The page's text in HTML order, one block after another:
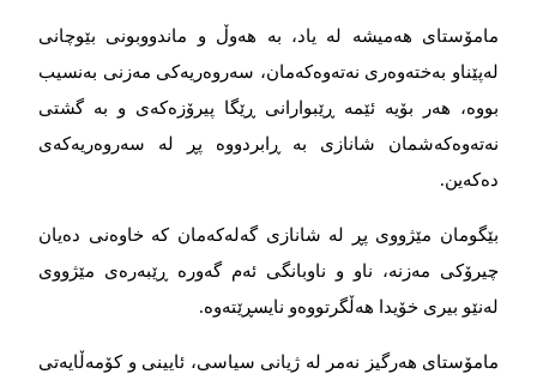
مامۆستای هەمیشە لە یاد، بە هەوڵ و ماندووبونی بێوچانی
لەپێناو بەختەوەری نەتەوەکەمان، سەروەریەکی مەزنی بەنسیب
بووە، هەر بۆیە ئێمە ڕێبوارانی ڕێگا پیرۆزەكەی و بە گشتی
نەتەوەكەشمان شانازی بە ڕابردووە پڕ لە سەروەریەکەی
دەكەین.
بێگومان مێژووی پڕ لە شانازی گەلەكەمان كە خاوەنی دەیان
چیرۆکی مەزنە، ناو و ناوبانگی ئەم گه‌وره‌ ڕێبەرەی مێژووی
لەنێو بیری خۆیدا هەڵگرتووەو نایسڕێتەوە.
مامۆستای هەرگیز نەمر لە ژیانی سیاسی، ئایینی و كۆمەڵایەتی